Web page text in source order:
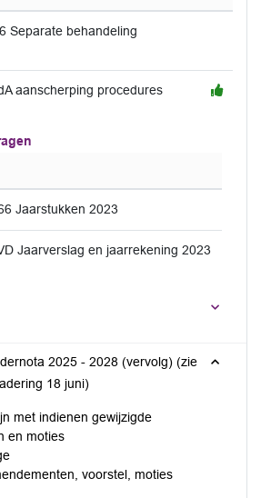
Separate behandeling
aanscherping procedures
Jaarstukken 2023
Jaarverslag en jaarrekening 2023
2025 - 2028 (vervolg) (zie
18 juni)
met indienen gewijzigde
en moties
voorstel, moties